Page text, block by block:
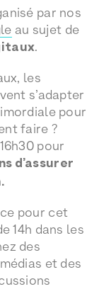
par nos
au sujet de
.
les
s’adapter
pour
faire ?
pour
d’assurer
pour cet
14h dans les
des
et des